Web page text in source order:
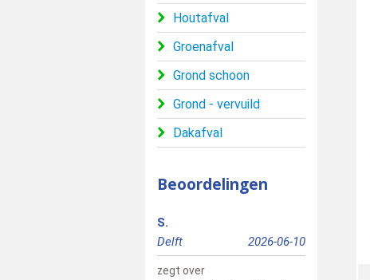
Houtafval
Groenafval
Grond schoon
Grond - vervuild
Dakafval
Beoordelingen
S.
Delft
2026-06-10
zegt over